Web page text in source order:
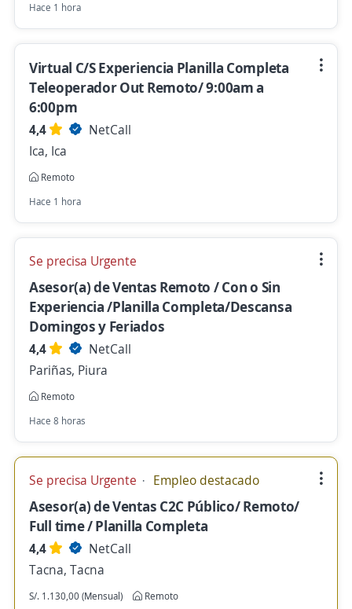
Hace 1 hora
Virtual C/S Experiencia Planilla Completa
Teleoperador Out Remoto/ 9:00am a
6:00pm
4,4
NetCall
Ica, Ica
Remoto
Hace 1 hora
Se precisa Urgente
Asesor(a) de Ventas Remoto / Con o Sin
Experiencia /Planilla Completa/Descansa
Domingos y Feriados
4,4
NetCall
Pariñas, Piura
Remoto
Hace 8 horas
Se precisa Urgente Empleo destacado
Asesor(a) de Ventas C2C Público/ Remoto/
Full time / Planilla Completa
4,4
NetCall
Tacna, Tacna
S/. 1.130,00 (Mensual)
Remoto